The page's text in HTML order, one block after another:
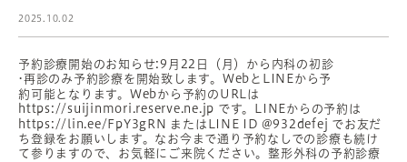
2025.10.02
予約診療開始のお知らせ:9月22日（月）から内科の初診
•再診のみ予約診療を開始致します。WebとLINEから予
約可能となります。Webから予約のURLは
https://suijinmori.reserve.ne.jp です。LINEからの予約は
https://lin.ee/FpY3gRN またはLINE ID @932defej でお友だ
ち登録をお願いします。なお今まで通り予約なしでの診療も続け
て参りますので、お気軽にご来院ください。整形外科の予約診療